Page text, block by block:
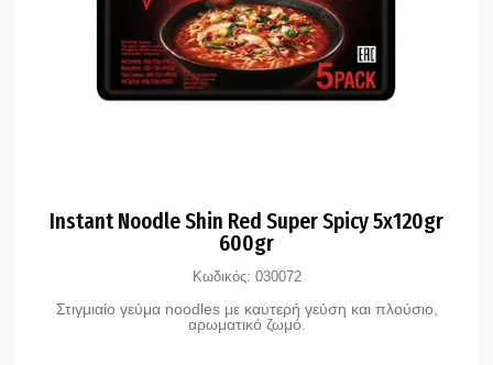
Instant Noodle Shin Red Super Spicy 5x120gr
600gr
Κωδικός: 030072
Στιγμιαίο γεύμα noodles με καυτερή γεύση και πλούσιο,
αρωματικό ζωμό.